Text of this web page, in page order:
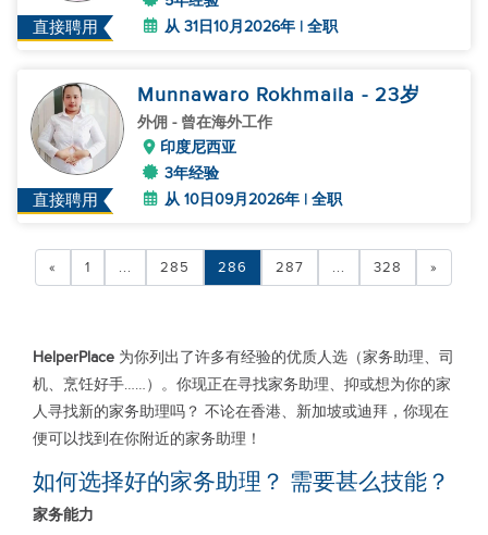
直接聘用
从 31日10月2026年 | 全职
直接聘用
Munnawaro Rokhmaila - 23岁
外佣 - 曾在海外工作
印度尼西亚
3年经验
从 10日09月2026年 | 全职
« 1 ... 285 286 287 ... 328 »
HelperPlace 为你列出了许多有经验的优质人选（家务助理、司
机、烹饪好手……）。你现正在寻找家务助理、抑或想为你的家
人寻找新的家务助理吗？ 不论在香港、新加坡或迪拜，你现在
便可以找到在你附近的家务助理！
如何选择好的家务助理？ 需要甚么技能？
家务能力